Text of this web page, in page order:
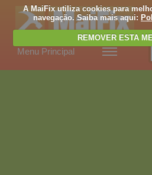
A MaiFix utiliza cookies para
navegação. Saiba mais aqui:
REMOVER ESTA
Menu Principal